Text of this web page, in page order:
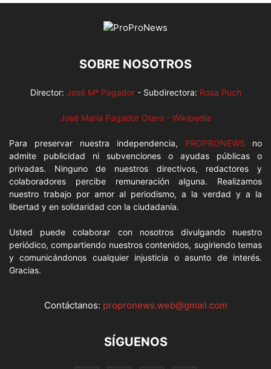
SOBRE NOSOTROS
Director: José Mª Pagador- Subdirectora: Rosa Puch
José María Pagador Otero - Wikipedia
Para preservar nuestra independencia, PROPRONEWS no
admite publicidad ni subvenciones o ayudas públicas o
privadas. Ninguno de nuestros directivos, redactores y
colaboradores percibe remuneración alguna. Realizamos
nuestro trabajo por amor al periodismo, a la verdad y a la
libertad y en solidaridad con la ciudadanía.
Usted puede colaborar con nosotros divulgando nuestro
periódico, compartiendo nuestros contenidos, sugiriendo temas
y comunicándonos cualquier injusticia o asunto de interés.
Gracias.
Contáctanos: propronews.web@gmail.com
SÍGUENOS